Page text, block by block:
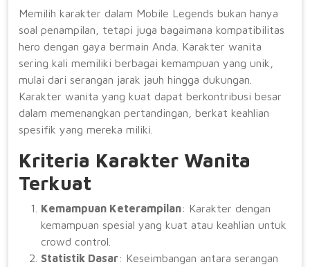
Memilih karakter dalam Mobile Legends bukan hanya
soal penampilan, tetapi juga bagaimana kompatibilitas
hero dengan gaya bermain Anda. Karakter wanita
sering kali memiliki berbagai kemampuan yang unik,
mulai dari serangan jarak jauh hingga dukungan.
Karakter wanita yang kuat dapat berkontribusi besar
dalam memenangkan pertandingan, berkat keahlian
spesifik yang mereka miliki.
Kriteria Karakter Wanita
Terkuat
Kemampuan Keterampilan: Karakter dengan
kemampuan spesial yang kuat atau keahlian untuk
crowd control.
Statistik Dasar: Keseimbangan antara serangan